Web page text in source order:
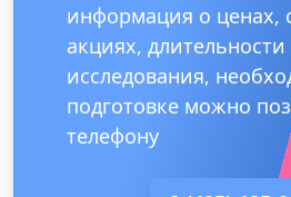
информация о ценах,
акциях, длительности
исследования,
подготовке можно
телефону